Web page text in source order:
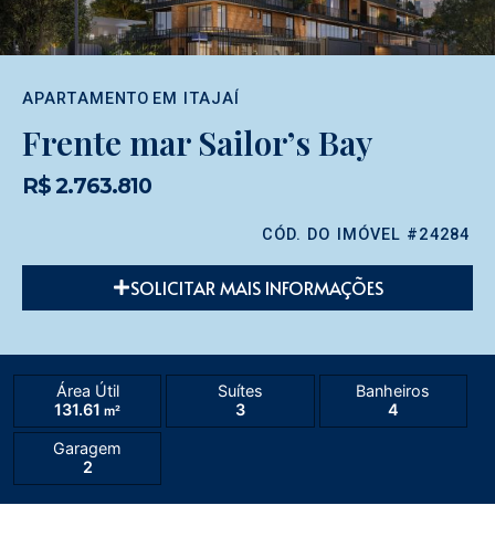
APARTAMENTO EM ITAJAÍ
Frente mar Sailor’s Bay
R$ 2.763.810
CÓD. DO IMÓVEL #24284
SOLICITAR MAIS INFORMAÇÕES
Área Útil
131.61 m²
Suítes
3
Banheiros
4
Garagem
2